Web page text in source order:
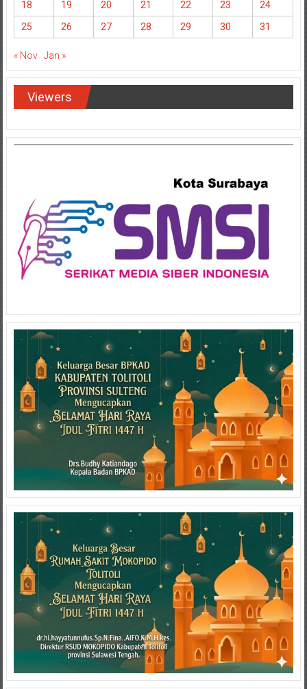
18 19 20 21 22 23
24
25
26 27 28 29 30 31
« Nov Jan »
Viewers